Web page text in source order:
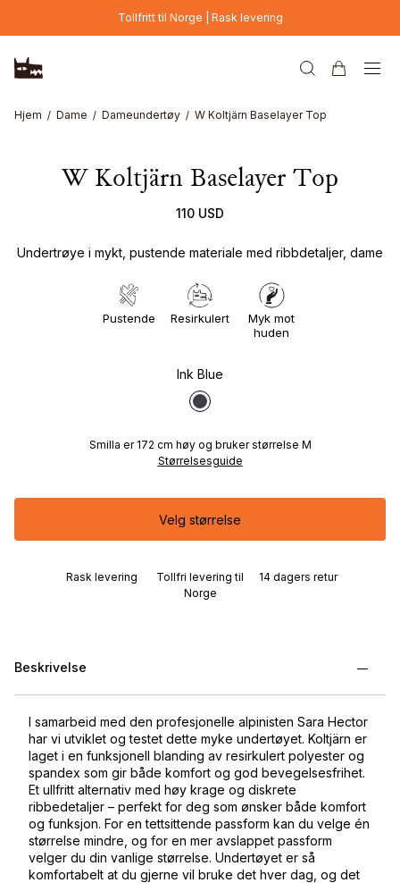
Hopp til hovedinnholdTollfritt til Norge | Rask levering
Hjem Dame Dameundertøy W Koltjärn Baselayer Top
W Koltjärn Baselayer Top
110 USD
Undertrøye i mykt, pustende materiale med ribbdetaljer, dame
Pustende Resirkulert
Myk mot
huden
Ink Blue
Smilla er 172 cm høy og bruker størrelse M
Størrelsesguide
Velg størrelse
Rask levering
Tollfri levering til
Norge
14 dagers retur
Beskrivelse
I samarbeid med den profesjonelle alpinisten Sara Hector
har vi utviklet og testet dette myke undertøyet. Koltjärn er
laget i en funksjonell blanding av resirkulert polyester og
spandex som gir både komfort og god bevegelsesfrihet.
Et ullfritt alternativ med høy krage og diskrete
ribbedetaljer – perfekt for deg som ønsker både komfort
og funksjon. For en tettsittende passform kan du velge én
størrelse mindre, og for en mer avslappet passform
velger du din vanlige størrelse. Undertøyet er så
komfortabelt at du gjerne vil bruke det hver dag, og det